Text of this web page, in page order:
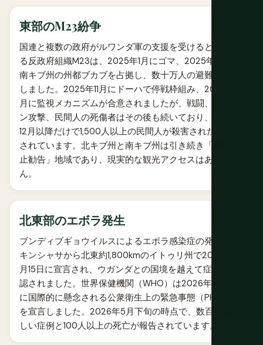
東部のM23紛争
国連と複数の政府がルワンダ軍の支援を受けると主張す
る反政府組織M23は、2025年1月にゴマ、2025年2月に
南キブ州の州都ブカブを占拠し、数十万人の避難民を出
しました。2025年11月にドーハで停戦枠組み、2026年2
月に監視メカニズムが合意されましたが、戦闘、ドロー
ン攻撃、民間人の死傷者はその後も続いており、2025年
12月以降だけで1,500人以上の民間人が殺害されたと報告
されています。北キブ州と南キブ州は引き続き「渡航中
止勧告」地域であり、現実的な観光アクセスはありませ
ん。
北東部のエボラ発生
ブンディブギョウイルスによるエボラ感染症の発生は、
キンシャサから北東約1,800kmのイトゥリ州で2026年5
月15日に宣言され、ウガンダとの国境を越えて症例も確
認されました。世界保健機関（WHO）は2026年5月17日
に国際的に懸念される公衆衛生上の緊急事態（PHEIC）
を宣言しました。2026年5月下旬の時点で、数百の疑わ
しい症例と100人以上の死亡が報告されています。